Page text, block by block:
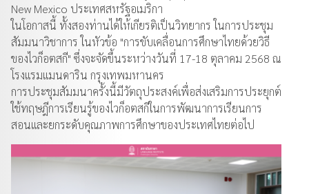
New Mexico ประเทศสหรัฐอเมริกา
ในโอกาสนี้ ทั้งสองท่านได้ให้เกียรติเป็นวิทยากร ในการประชุม
สัมมนาวิชาการ ในหัวข้อ "การขับเคลื่อนการศึกษาไทยด้วยวิธี
ของไวก็อตสกี" ซึ่งจะจัดขึ้นระหว่างวันที่ 17-18 ตุลาคม 2568 ณ
โรงแรมแมนดาริน กรุงเทพมหานคร
การประชุมสัมมนาครั้งนี้มีวัตถุประสงค์เพื่อส่งเสริมการประยุกต์
ใช้ทฤษฎีการเรียนรู้ของไวก็อตสกีในการพัฒนาการเรียนการ
สอนและยกระดับคุณภาพการศึกษาของประเทศไทยต่อไป